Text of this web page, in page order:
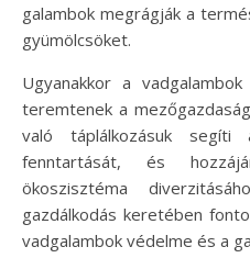
galambok megrágják a
gyümölcsöket.
Ugyanakkor a
teremtenek a
való táplálkozásuk segíti
fenntartását, és
ökoszisztéma
gazdálkodás keretében
vadgalambok védelme és a